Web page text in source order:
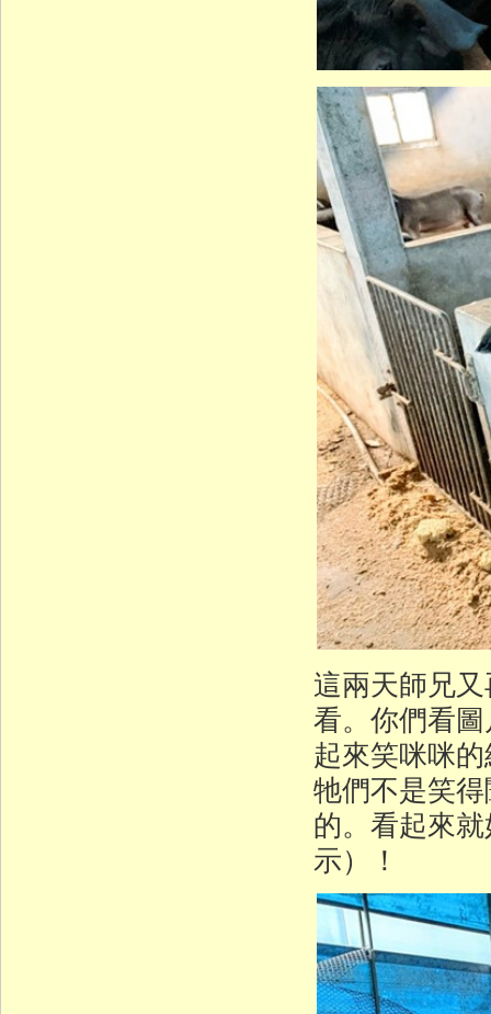
這兩天師兄
看。你們看
起來笑咪咪
牠們不是笑
的。看起來
示）！